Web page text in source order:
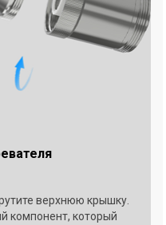
верхнюю крышку.
компонент, который